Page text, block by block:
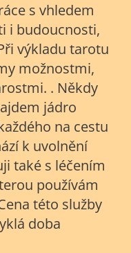
s vhledem
i budoucnosti,
výkladu tarotu
možnostmi,
. Někdy
jádro
na cestu
k uvolnění
také s léčením
používám
této služby
doba